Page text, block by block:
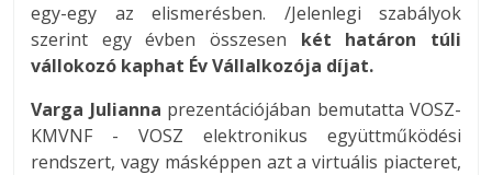
egy-egy az elismerésben. /Jelenlegi szabályok
szerint egy évben összesen két határon túli
vállokozó kaphat Év Vállalkozója díjat.
Varga Julianna prezentációjában bemutatta VOSZ-
KMVNF - VOSZ elektronikus együttműködési
rendszert, vagy másképpen azt a virtuális piacteret,